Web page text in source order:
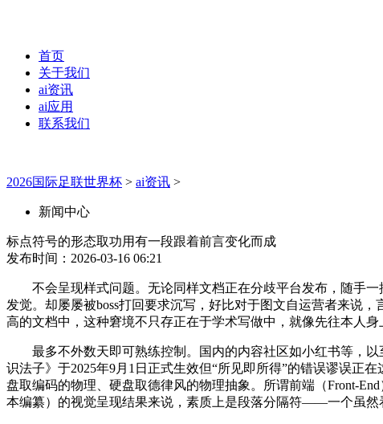
首页
关于我们
ai资讯
ai应用
联系我们
2026国际足联世界杯 > ai资讯 >
新闻中心
标点符号的形态取功用有一段跟着前言变化而成
发布时间：2026-03-16 06:21
不会呈现样式问题。无论同样文档正在分歧平台发布，随手一
发觉。却屡屡被boss打回要求沉写，好比对于图文自运营者来说
高的文档中，这种窘境不只存正在于学术写做中，就像先往本人身
最多不外数天即可熟练控制。国内的内容社区如小红书等，以
识法子》于2025年9月1日正式生效但“所见即所得”的错误谬误正
盘取编码的物理、硬盘取德律风的物理抽象。所谓前端（Front-
本编纂）的视觉呈现结果来说，素质上是段落分隔符——一个虽然